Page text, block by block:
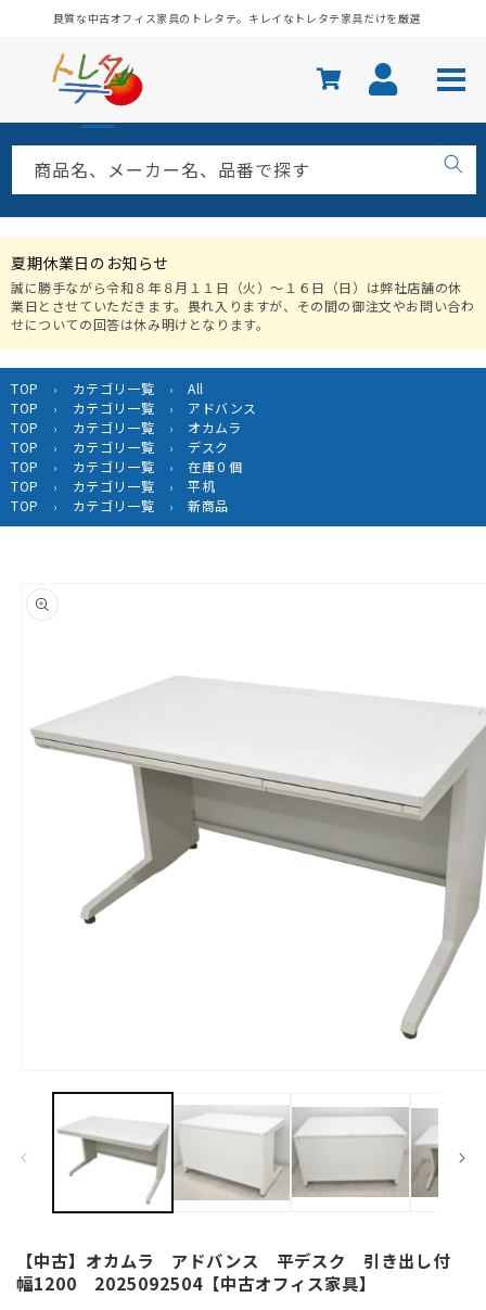
ンツに
良質な中古オフィス家具のトレタテ。キレイなトレタテ家具だけを厳選
商品名、メーカー名、品番で探す
夏期休業日のお知らせ
誠に勝手ながら令和８年８月１１日（火）〜１６日（日）は弊社店舗の休
業日とさせていただきます。畏れ入りますが、その間の御注文やお問い合わ
せについての回答は休み明けとなります。
TOP › カテゴリ一覧 ›
All
TOP
› カテゴリ一覧 ›
アドバンス
TOP
› カテゴリ一覧 ›
オカムラ
TOP
› カテゴリ一覧 ›
デスク
TOP
› カテゴリ一覧 ›
在庫０個
TOP
› カテゴリ一覧 ›
平机
TOP
› カテゴリ一覧 › 新商品
報にス
キップ
で
(1)
を
開
【中古】オカムラ アドバンス 平デスク 引き出し付
幅1200 2025092504【中古オフィス家具】